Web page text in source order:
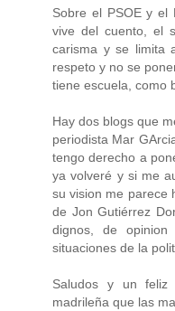
Sobre el PSOE y el
vive del cuento, el
carisma y se limita
respeto y no se
tiene escuela, como
Hay dos blogs que
periodista Mar
tengo derecho a
ya volveré y si me
su vision me parece
de Jon Gutiérrez
dignos, de
situaciones de la
Saludos y un
madrileña que las